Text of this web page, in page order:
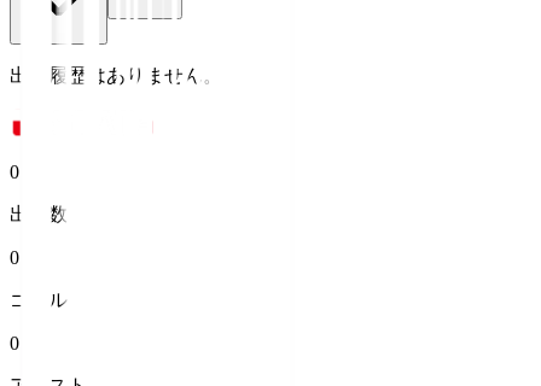
出場履歴はありません。
0
出場数
0
ゴール
0